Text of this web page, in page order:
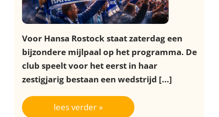
Voor Hansa Rostock staat zaterdag een
bijzondere mijlpaal op het programma. De
club speelt voor het eerst in haar
zestigjarig bestaan een wedstrijd [...]
lees verder »